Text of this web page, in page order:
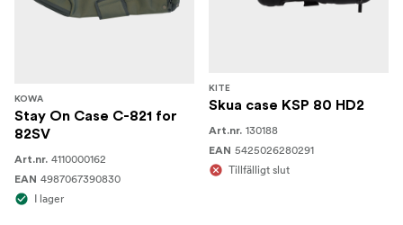
KOWA
Stay On Case C-821 for
82SV
Art.nr. 4110000162
EAN 4987067390830
I lager
KITE
Skua case KSP 80 HD2
Art.nr. 130188
EAN 5425026280291
Tillfälligt slut